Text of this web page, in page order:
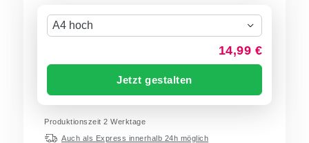
A4 hoch
14,99 €
Jetzt gestalten
Produktionszeit 2 Werktage
Auch als Express innerhalb 24h möglich